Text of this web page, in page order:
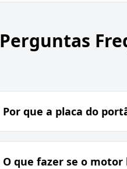
Perguntas
Por que a placa do
O que fazer se o